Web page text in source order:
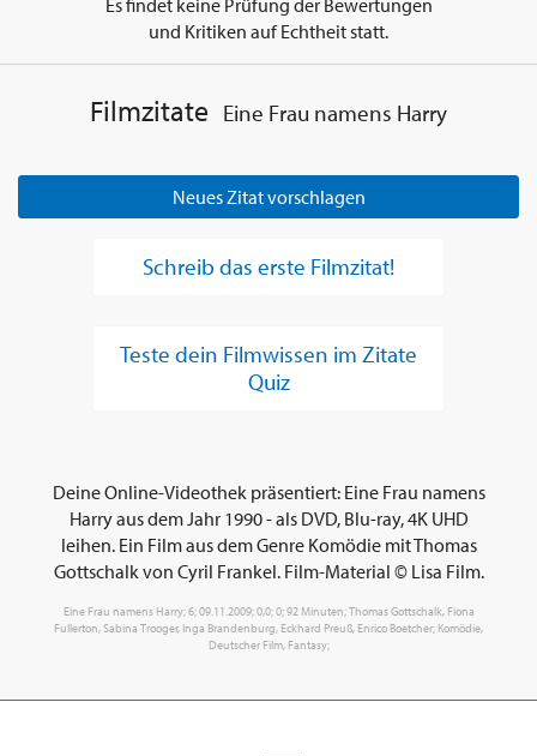
und Kritiken auf Echtheit statt.
Filmzitate Eine Frau namens Harry
Neues Zitat vorschlagen
Schreib das erste Filmzitat!
Teste dein Filmwissen im Zitate
Quiz
Deine Online-Videothek präsentiert: Eine Frau namens
Harry aus dem Jahr 1990 - als DVD, Blu-ray, 4K UHD
leihen. Ein Film aus dem Genre Komödie mit Thomas
Gottschalk von Cyril Frankel. Film-Material © Lisa Film.
Eine Frau namens Harry; 6; 09.11.2009; 0,0; 0; 92 Minuten; Thomas Gottschalk, Fiona
Fullerton, Sabina Trooger, Inga Brandenburg, Eckhard Preuß, Enrico Boetcher; Komödie,
Deutscher Film, Fantasy;